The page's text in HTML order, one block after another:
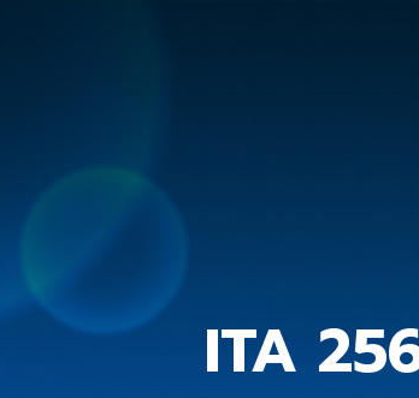
ITA